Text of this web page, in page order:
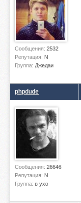
Сообщения: 2532
Репутация: N
Группа: Джедаи
phpdude
Сообщения: 26646
Репутация: N
Группа: в ухо